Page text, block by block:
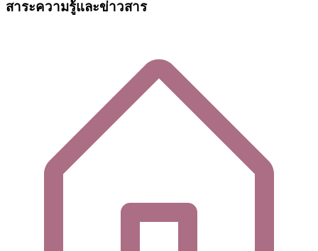
สาระความรู้และข่าวสาร